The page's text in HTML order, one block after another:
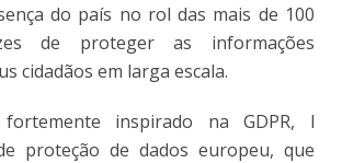
do país no rol das mais de 100
de proteger as informações
cidadãos em larga escala.
inspirado na GDPR, l
proteção de dados europeu, que